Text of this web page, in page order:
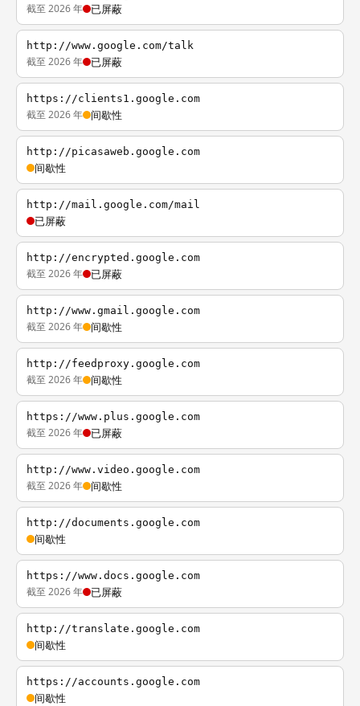
截至 2026 年 已屏蔽
http://www.google.com/talk
截至 2026 年 已屏蔽
https://clients1.google.com
截至 2026 年 间歇性
http://picasaweb.google.com
间歇性
http://mail.google.com/mail
已屏蔽
http://encrypted.google.com
截至 2026 年 已屏蔽
http://www.gmail.google.com
截至 2026 年 间歇性
http://feedproxy.google.com
截至 2026 年 间歇性
https://www.plus.google.com
截至 2026 年 已屏蔽
http://www.video.google.com
截至 2026 年 间歇性
http://documents.google.com
间歇性
https://www.docs.google.com
截至 2026 年 已屏蔽
http://translate.google.com
间歇性
https://accounts.google.com
间歇性